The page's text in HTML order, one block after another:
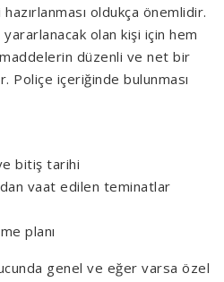
oldukça önemlidir.
olan kişi için hem
düzenli ve net bir
Poliçe içeriğinde bulunması
bitiş tarihi
vaat edilen teminatlar
planı
genel ve eğer varsa özel